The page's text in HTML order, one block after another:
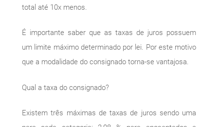
total até 10x menos.
É importante saber que as taxas de juros possuem
um limite máximo determinado por lei. Por este motivo
que a modalidade do consignado torna-se vantajosa.
Qual a taxa do consignado?
Existem três máximas de taxas de juros sendo uma